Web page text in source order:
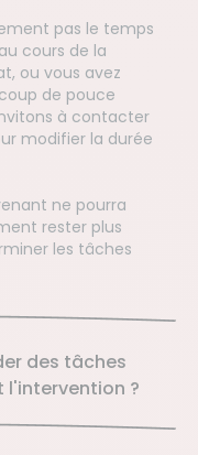
pas le temps
cours de la
ou vous avez
de pouce
à contacter
modifier la durée
ne pourra
rester plus
les tâches
des tâches
l'intervention ?